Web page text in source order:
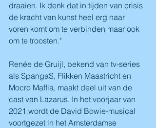
draaien. Ik denk dat in tijden van crisis
de kracht van kunst heel erg naar
voren komt om te verbinden maar ook
om te troosten."
Renée de Gruijl, bekend van tv-series
als SpangaS, Flikken Maastricht en
Mocro Maffia, maakt deel uit van de
cast van Lazarus. In het voorjaar van
2021 wordt de David Bowie-musical
voortgezet in het Amsterdamse